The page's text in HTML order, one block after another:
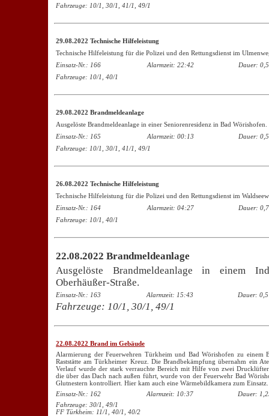
Fahrzeuge: 10/1, 30/1, 41/1, 49/1
29.08.2022 Technische Hilfeleistung
Technische Hilfeleistung für die Polizei und den Rettungsdienst im
Einsatz-Nr.: 166
Alarmzeit: 22:42
Dauer:
Fahrzeuge: 10/1, 40/1
29.08.2022 Brandmeldeanlage
Ausgelöste Brandmeldeanlage in einer Seniorenresidenz in Bad Wörishofen.
Einsatz-Nr.: 165
Alarmzeit: 00:13
Dauer:
Fahrzeuge: 10/1, 30/1, 41/1, 49/1
26.08.2022 Technische Hilfeleistung
Technische Hilfeleistung für die Polizei und den Rettungsdienst im
Einsatz-Nr.: 164
Alarmzeit: 04:27
Dauer:
Fahrzeuge: 10/1, 40/1
22.08.2022 Brandmeldeanlage
Ausgelöste Brandmeldeanlage in einem
Oberhäußer-Straße.
Einsatz-Nr.: 163 Alarmzeit: 15:43 Dauer:
Fahrzeuge: 10/1, 30/1, 49/1
22.08.2022 Brand im Gebäude
Alarmierung der Feuerwehren Türkheim und Bad Wörishofen zu einem
Raststätte am Türkheimer Kreuz. Die Brandbekämpfung übernahm ein
Verlauf wurde der stark verrauchte Bereich mit Hilfe von zwei
die über das Dach nach außen führt, wurde von der Feuerwehr Bad
Glutnestern kontrolliert. Hier kam auch eine Wärmebildkamera zum Einsatz.
Einsatz-Nr.: 162
Alarmzeit: 10:37
Dauer:
Fahrzeuge: 30/1, 49/1
FF Türkheim: 11/1, 40/1, 40/2